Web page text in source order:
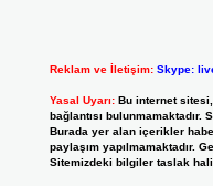
Reklam ve İletişim: Skype:
Yasal Uyarı: Bu internet
bağlantısı bulunmamaktadır.
Burada yer alan içerikler
paylaşım yapılmamaktadır.
Sitemizdeki bilgiler taslak